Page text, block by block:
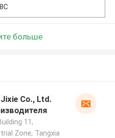
больше
Co., Ltd.
11,
Zone, Tangxia